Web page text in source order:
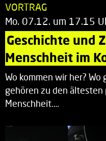
VORTRAG
Mo. 07.12. um 17.15
Geschichte und
Menschheit im
Wo kommen wir her?
gehören zu den ältesten
Menschheit.…